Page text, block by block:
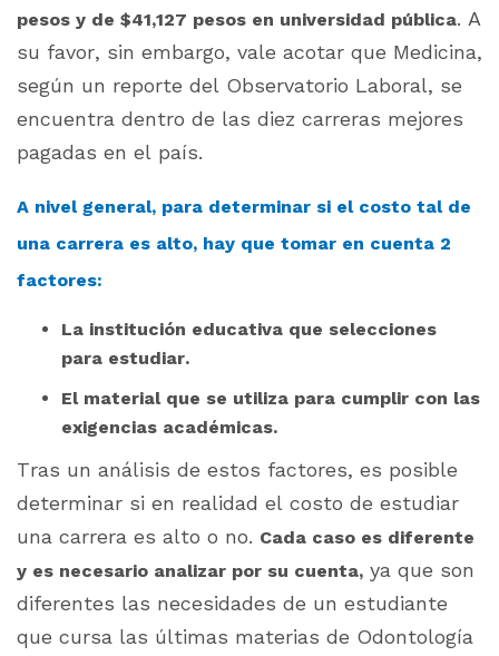
pesos y de $41,127 pesos en universidad pública. A
su favor, sin embargo, vale acotar que Medicina,
según un reporte del Observatorio Laboral, se
encuentra dentro de las diez carreras mejores
pagadas en el país.
A nivel general, para determinar si el costo tal de
una carrera es alto, hay que tomar en cuenta 2
factores:
La institución educativa que selecciones
para estudiar.
El material que se utiliza para cumplir con las
exigencias académicas.
Tras un análisis de estos factores, es posible
determinar si en realidad el costo de estudiar
una carrera es alto o no. Cada caso es diferente
y es necesario analizar por su cuenta, ya que son
diferentes las necesidades de un estudiante
que cursa las últimas materias de Odontología